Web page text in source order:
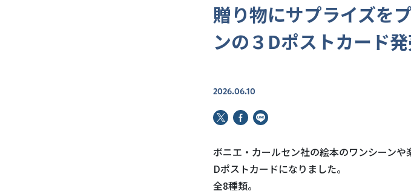
贈り物にサプライズを
ンの３Dポストカード
2026.06.10
ボニエ・カールセン社の絵本のワンシーン
Dポストカードになりました。
全8種類。